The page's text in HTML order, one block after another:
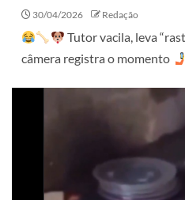
30/04/2026 Redação
Tutor vacila, leva
câmera registra o momento